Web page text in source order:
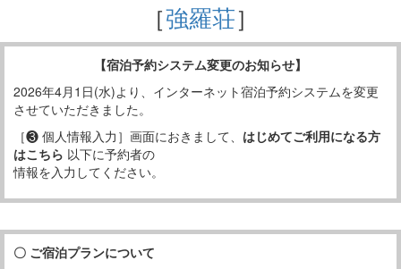
［強羅荘］
【宿泊予約システム変更のお知らせ】
2026年4月1日(水)より、インターネット宿泊予約システムを変更
させていただきました。
［❸ 個人情報入力］画面におきまして、 はじめてご利用になる方
はこちら 以下に予約者の
情報を入力してください。
〇 ご宿泊プランについて